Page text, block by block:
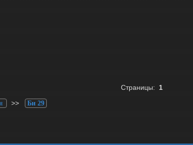
Страницы: 1
>> Би 29